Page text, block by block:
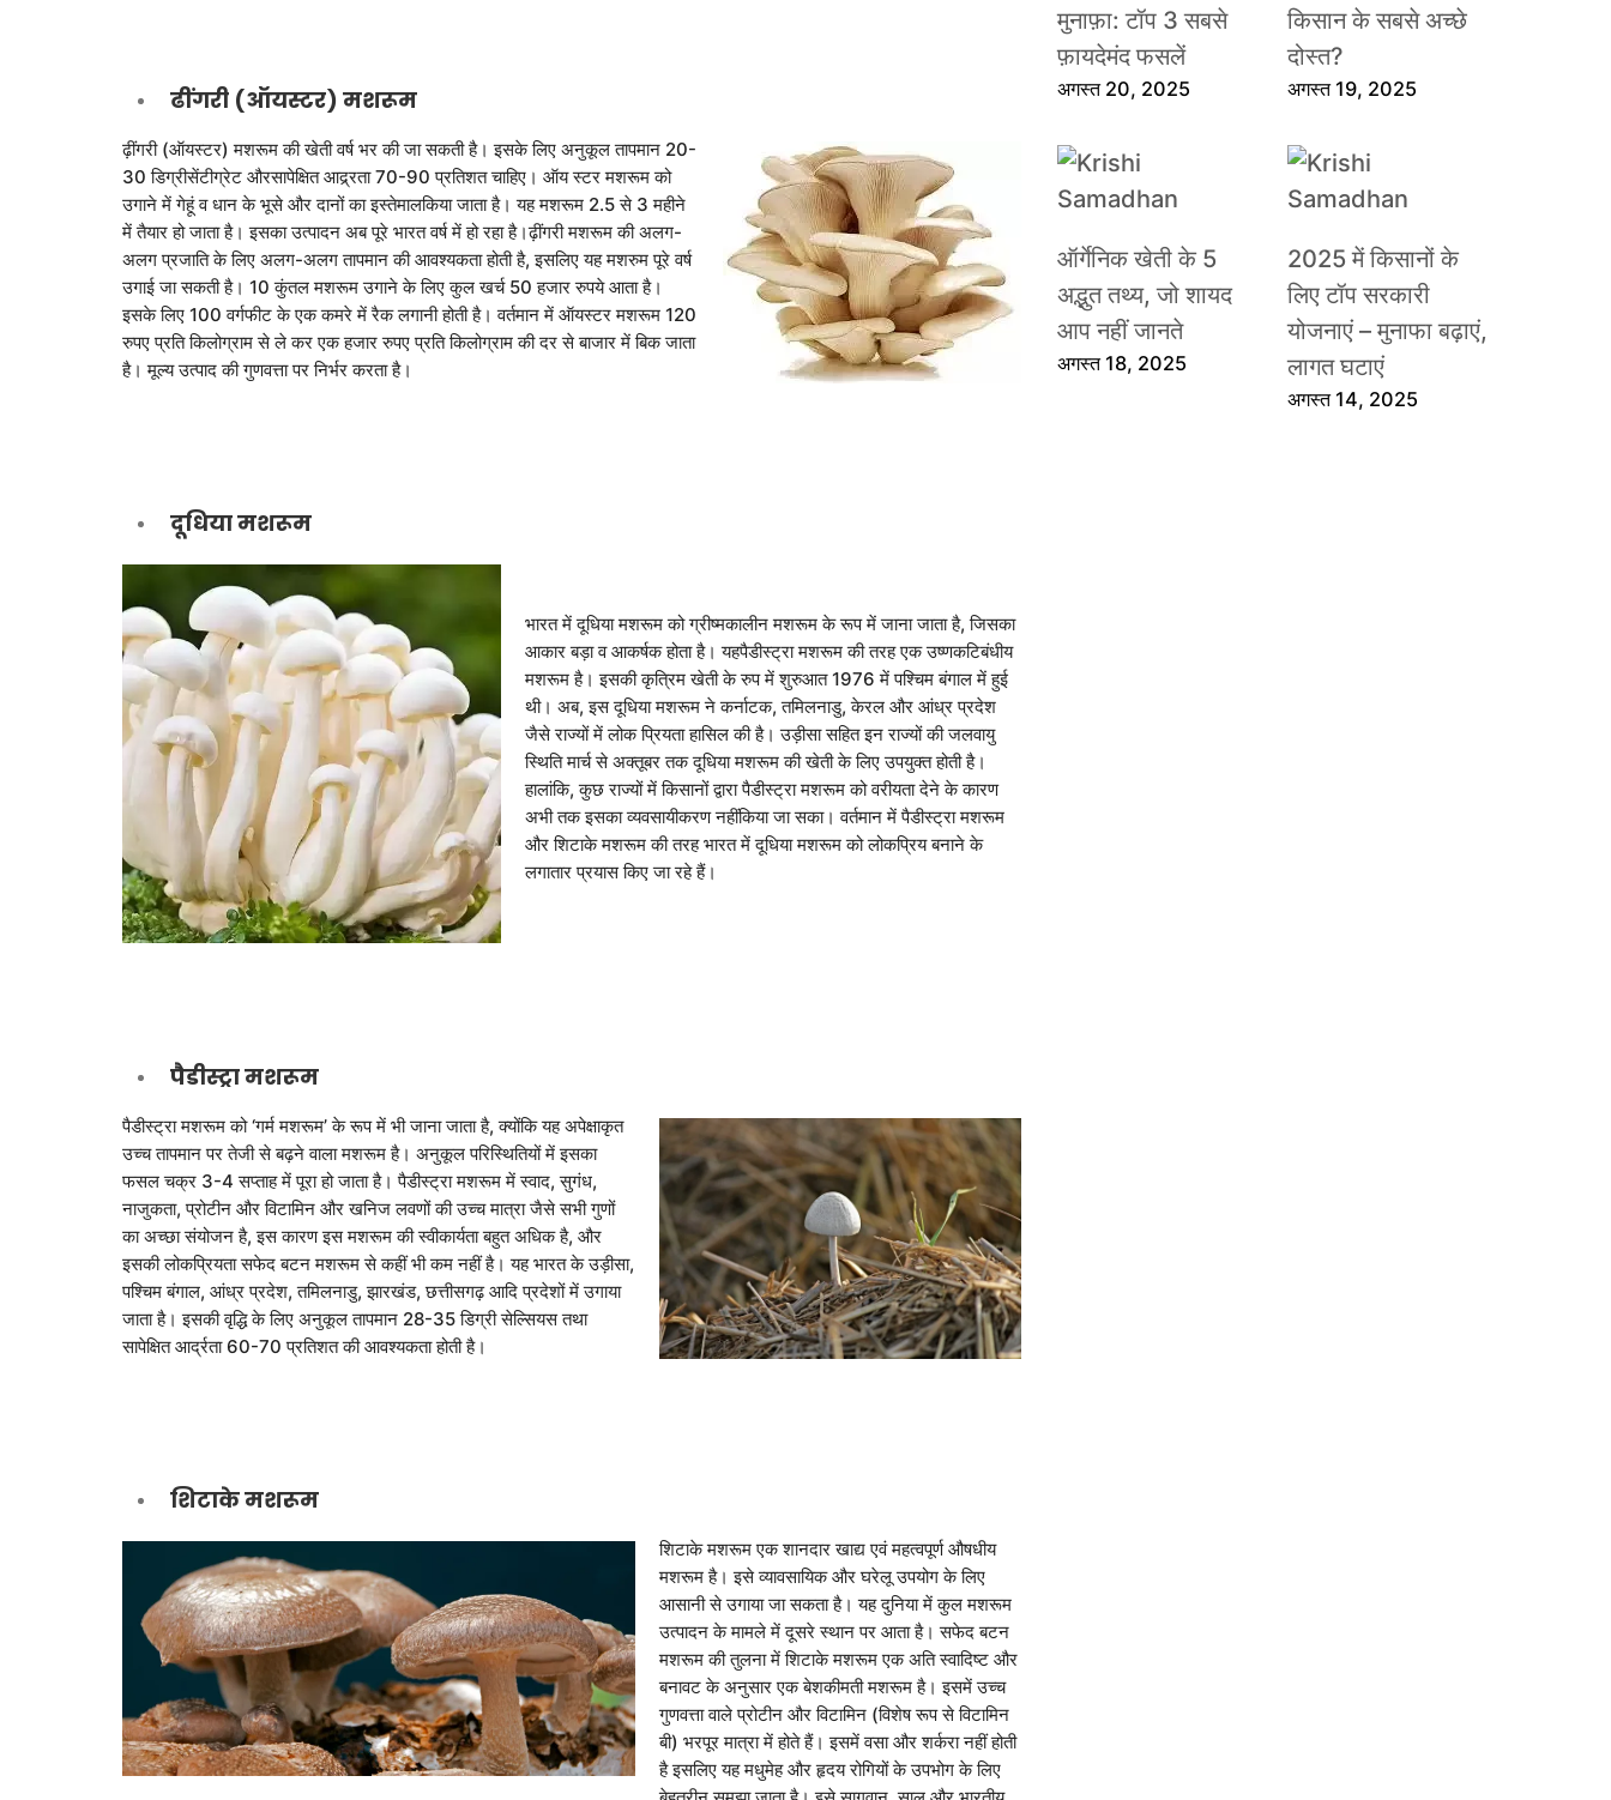
ढींगरी (ऑयस्टर) मशरूम
ढ़ींगरी (ऑयस्टर) मशरूम की खेती वर्ष भर की जा सकती है। इसके लिए अनुकूल तापमान 20-
30 डिग्रीसेंटीग्रेट औरसापेक्षित आद्र्रता 70-90 प्रतिशत चाहिए। ऑय स्टर मशरूम को
उगाने में गेहूं व धान के भूसे और दानों का इस्तेमालकिया जाता है। यह मशरूम 2.5 से 3 महीने
में तैयार हो जाता है। इसका उत्पादन अब पूरे भारत वर्ष में हो रहा है।ढ़ींगरी मशरूम की अलग-
अलग प्रजाति के लिए अलग-अलग तापमान की आवश्यकता होती है, इसलिए यह मशरुम पूरे वर्ष
उगाई जा सकती है। 10 कुंतल मशरूम उगाने के लिए कुल खर्च 50 हजार रुपये आता है।
इसके लिए 100 वर्गफीट के एक कमरे में रैक लगानी होती है। वर्तमान में ऑयस्टर मशरूम 120
रुपए प्रति किलोग्राम से ले कर एक हजार रुपए प्रति किलोग्राम की दर से बाजार में बिक जाता
है। मूल्य उत्पाद की गुणवत्ता पर निर्भर करता है।
दूधिया मशरूम
भारत में दूधिया मशरूम को ग्रीष्मकालीन मशरूम के रूप में जाना जाता है, जिसका
आकार बड़ा व आकर्षक होता है। यहपैडीस्ट्रा मशरूम की तरह एक उष्णकटिबंधीय
मशरूम है। इसकी कृत्रिम खेती के रुप में शुरुआत 1976 में पश्चिम बंगाल में हुई
थी। अब, इस दूधिया मशरूम ने कर्नाटक, तमिलनाडु, केरल और आंध्र प्रदेश
जैसे राज्यों में लोक प्रियता हासिल की है। उड़ीसा सहित इन राज्यों की जलवायु
स्थिति मार्च से अक्तूबर तक दूधिया मशरूम की खेती के लिए उपयुक्त होती है।
हालांकि, कुछ राज्यों में किसानों द्वारा पैडीस्ट्रा मशरूम को वरीयता देने के कारण
अभी तक इसका व्यवसायीकरण नहींकिया जा सका। वर्तमान में पैडीस्ट्रा मशरूम
और शिटाके मशरूम की तरह भारत में दूधिया मशरूम को लोकप्रिय बनाने के
लगातार प्रयास किए जा रहे हैं।
पैडीस्ट्रा मशरूम
पैडीस्ट्रा मशरूम को ‘गर्म मशरूम’ के रूप में भी जाना जाता है, क्योंकि यह अपेक्षाकृत
उच्च तापमान पर तेजी से बढ़ने वाला मशरूम है। अनुकूल परिस्थितियों में इसका
फसल चक्र 3-4 सप्ताह में पूरा हो जाता है। पैडीस्ट्रा मशरूम में स्वाद, सुगंध,
नाजुकता, प्रोटीन और विटामिन और खनिज लवणों की उच्च मात्रा जैसे सभी गुणों
का अच्छा संयोजन है, इस कारण इस मशरूम की स्वीकार्यता बहुत अधिक है, और
इसकी लोकप्रियता सफेद बटन मशरूम से कहीं भी कम नहीं है। यह भारत के उड़ीसा,
पश्चिम बंगाल, आंध्र प्रदेश, तमिलनाडु, झारखंड, छत्तीसगढ़ आदि प्रदेशों में उगाया
जाता है। इसकी वृद्धि के लिए अनुकूल तापमान 28-35 डिग्री सेल्सियस तथा
सापेक्षित आर्द्रता 60-70 प्रतिशत की आवश्यकता होती है।
शिटाके मशरूम
शिटाके मशरूम एक शानदार खाद्य एवं महत्वपूर्ण औषधीय
मशरूम है। इसे व्यावसायिक और घरेलू उपयोग के लिए
आसानी से उगाया जा सकता है। यह दुनिया में कुल मशरूम
उत्पादन के मामले में दूसरे स्थान पर आता है। सफेद बटन
मशरूम की तुलना में शिटाके मशरूम एक अति स्वादिष्ट और
बनावट के अनुसार एक बेशकीमती मशरूम है। इसमें उच्च
गुणवत्ता वाले प्रोटीन और विटामिन (विशेष रूप से विटामिन
बी) भरपूर मात्रा में होते हैं। इसमें वसा और शर्करा नहीं होती
है इसलिए यह मधुमेह और हृदय रोगियों के उपभोग के लिए
मुनाफ़ा: टॉप 3 सबसे
फ़ायदेमंद फसलें
अगस्त 20, 2025
किसान के सबसे अच्छे
दोस्त?
अगस्त 19, 2025
ऑर्गेनिक खेती के 5
अद्भुत तथ्य, जो शायद
आप नहीं जानते
अगस्त 18, 2025
2025 में किसानों के
लिए टॉप सरकारी
योजनाएं – मुनाफा बढ़ाएं,
लागत घटाएं
अगस्त 14, 2025